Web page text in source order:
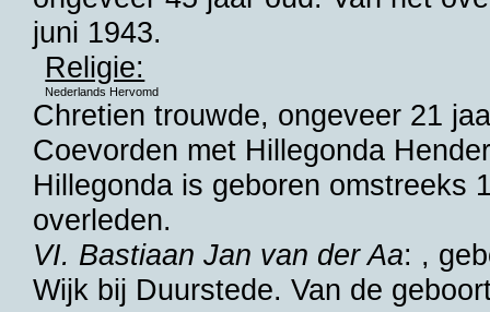
juni 1943.
Religie:
Nederlands Hervomd
Chretien trouwde, ongeveer 21
Coevorden met Hillegonda
Hillegonda is geboren omstreeks
overleden.
VI. Bastiaan Jan van der Aa: ,
Wijk bij Duurstede. Van de